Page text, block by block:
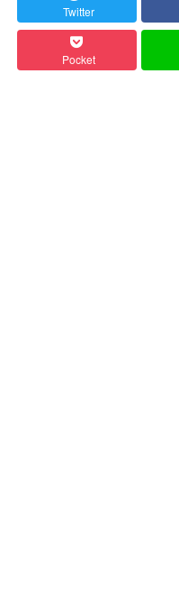
Twitter
Pocket